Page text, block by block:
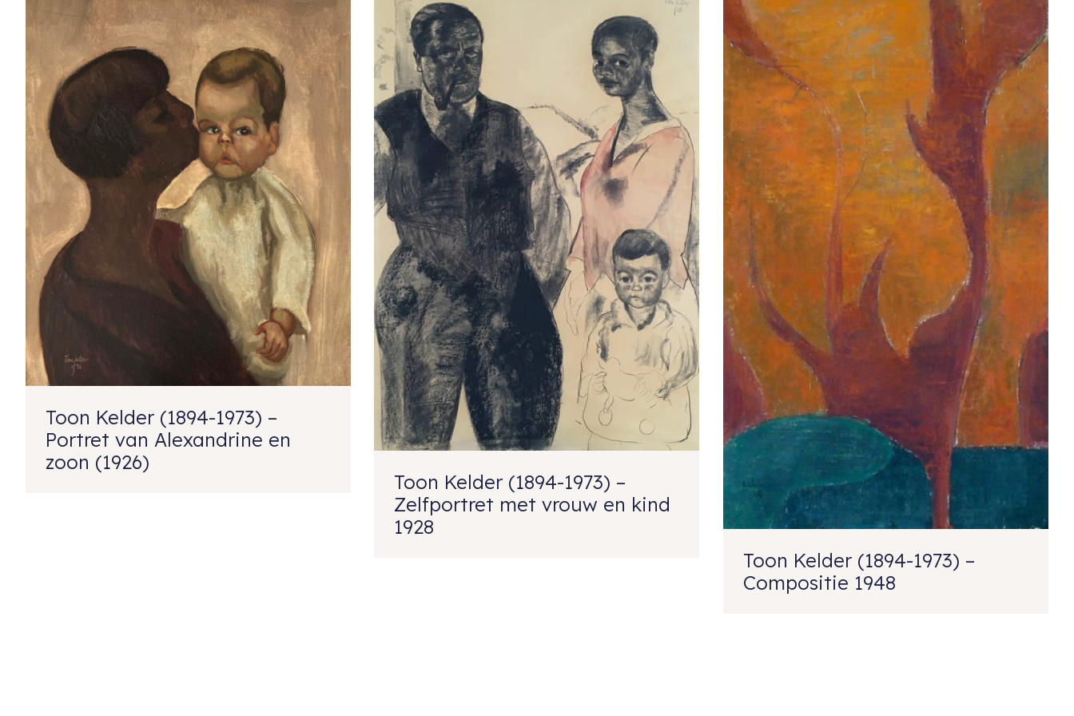
Toon Kelder (1894-1973) –
Portret van Alexandrine en
zoon (1926)
Toon Kelder (1894-1973) –
Zelfportret met vrouw en kind
1928
Toon Kelder (1894-1973) –
Compositie 1948